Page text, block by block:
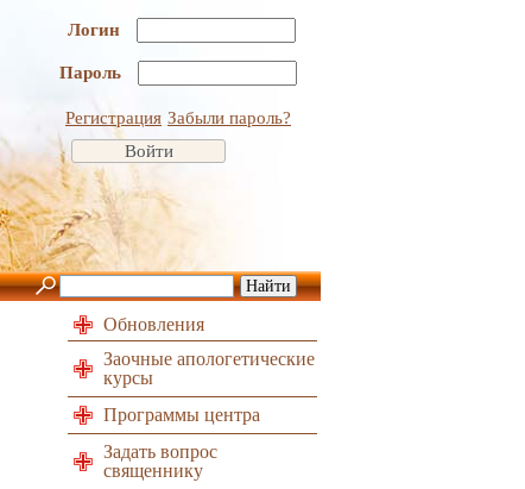
Логин
Пароль
Регистрация Забыли пароль?
Обновления
Заочные апологетические
курсы
Программы центра
Задать вопрос
священнику